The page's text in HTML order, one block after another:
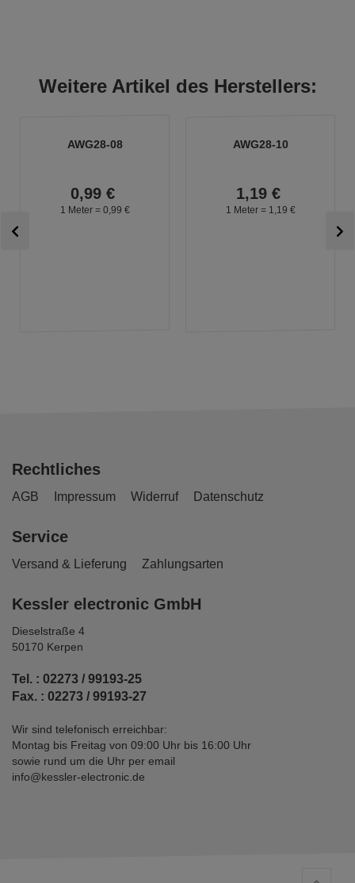
Weitere Artikel des Herstellers:
AWG28-08
0,99 €
1 Meter = 0, 99 €
AWG28-10
1,19 €
1 Meter = 1, 19 €
Rechtliches
AGB Impressum Widerruf Datenschutz
Service
Versand & Lieferung Zahlungsarten
Kessler electronic GmbH
Dieselstraße 4
50170 Kerpen
Tel. : 02273 / 99193-25
Fax. : 02273 / 99193-27
Wir sind telefonisch erreichbar:
Montag bis Freitag von 09:00 Uhr bis 16:00 Uhr
sowie rund um die Uhr per email
info@kessler-electronic.de